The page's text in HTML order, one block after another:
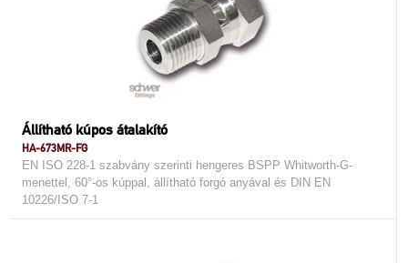
Állítható kúpos átalakító
HA-673MR-FG
EN ISO 228-1 szabvány szerinti hengeres BSPP Whitworth-G-
menettel, 60°-os kúppal, állítható forgó anyával és DIN EN
10226/ISO 7-1